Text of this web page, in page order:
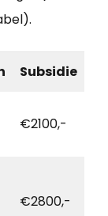
Subsidie
€2100,-
€2800,-